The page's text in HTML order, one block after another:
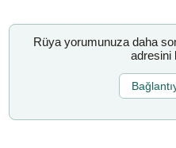
Rüya yorumunuza daha
adresini